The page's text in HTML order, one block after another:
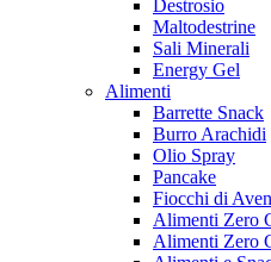
Destrosio
Maltodestrine
Sali Minerali
Energy Gel
Alimenti
Barrette Snack
Burro Arachidi
Olio Spray
Pancake
Fiocchi di
Alimenti Zero
Alimenti Zero